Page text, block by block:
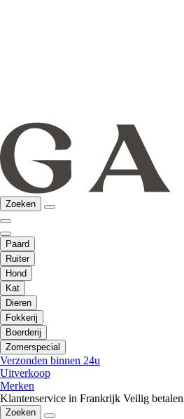
Zoeken
Paard
Ruiter
Hond
Kat
Dieren
Fokkerij
Boerderij
Zomerspecial
Verzonden binnen 24u
Uitverkoop
Merken
Klantenservice in Frankrijk Veilig betalen
Zoeken